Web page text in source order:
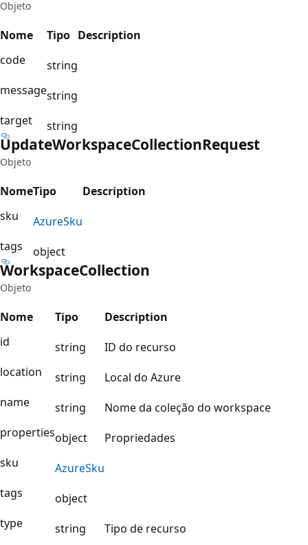
Objeto
Nome Tipo Description
code
string
messagestring
target
string
UpdateWorkspaceCollectionRequest
Objeto
NomeTipo
Description
sku
AzureSku
tags
object
WorkspaceCollection
Objeto
Nome Tipo
Description
id
string
ID do recurso
location
string
Local do Azure
name
string
Nome da coleção do workspace
propertiesobject
Propriedades
sku
AzureSku
tags
object
type
string Tipo de recurso